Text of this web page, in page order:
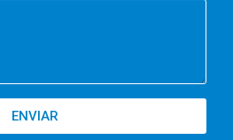
ENVIAR